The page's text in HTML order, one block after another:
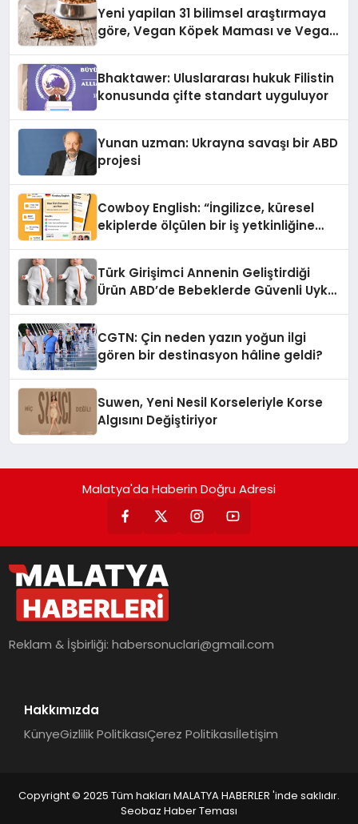
Yeni yapilan 31 bilimsel araştırmaya
göre, Vegan Köpek Maması ve Vegan
Bhaktawer: Uluslararası hukuk Filistin
konusunda çifte standart uyguluyor
Yunan uzman: Ukrayna savaşı bir ABD
projesi
Cowboy English: “İngilizce, küresel
ekiplerde ölçülen bir iş yetkinliğine
Türk Girişimci Annenin Geliştirdiği
Ürün ABD’de Bebeklerde Güvenli Uyku
CGTN: Çin neden yazın yoğun ilgi
gören bir destinasyon hâline geldi?
Suwen, Yeni Nesil Korseleriyle Korse
Algısını Değiştiriyor
Malatya'da Haberin Doğru Adresi
Reklam & İşbirliği:habersonuclari@gmail.com
Hakkımızda
KünyeGizlilik PolitikasıÇerez Politikasıİletişim
Copyright © 2025 Tüm hakları MALATYA HABERLER 'inde saklıdır.
Seobaz Haber Teması